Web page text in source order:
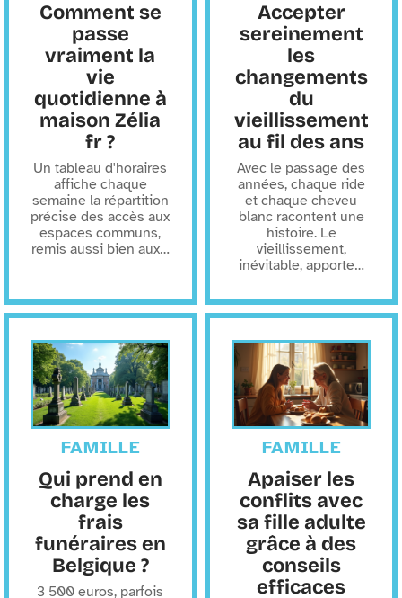
Comment se
passe
vraiment la
vie
quotidienne à
maison Zélia
fr ?
Un tableau d'horaires
affiche chaque
semaine la répartition
précise des accès aux
espaces communs,
remis aussi bien aux…
Accepter
sereinement
les
changements
du
vieillissement
au fil des ans
Avec le passage des
années, chaque ride
et chaque cheveu
blanc racontent une
histoire. Le
vieillissement,
inévitable, apporte…
FAMILLE
Qui prend en
charge les
frais
funéraires en
Belgique ?
3 500 euros, parfois
FAMILLE
Apaiser les
conflits avec
sa fille adulte
grâce à des
conseils
efficaces